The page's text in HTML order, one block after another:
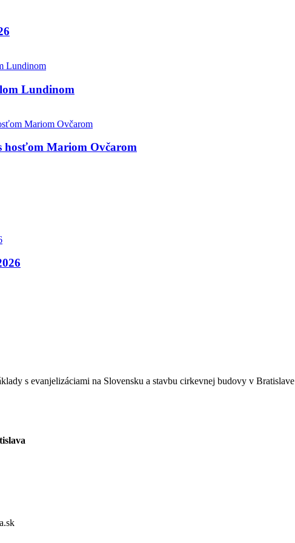
Lundinom
hosťom Mariom Ovčarom
s evanjelizáciami na Slovensku a stavbu cirkevnej budovy v Bratislave